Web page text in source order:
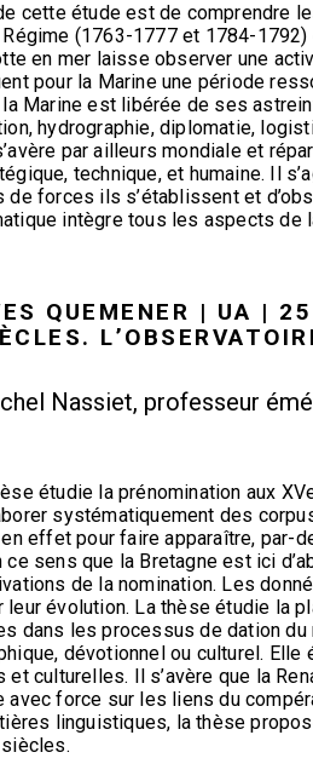
cette étude est de comprendre
Régime (1763-1777 et 1784-
en mer laisse observer une
pour la Marine une période
la Marine est libérée de ses
hydrographie, diplomatie,
par ailleurs mondiale et
technique, et humaine. Il
de forces ils s’établissent et
intègre tous les aspects de
QUEMENER | UA |
Nassiet, professeur
étudie la prénomination aux
systématiquement des
effet pour faire apparaître, par-
ce sens que la Bretagne est ici
de la nomination. Les
leur évolution. La thèse étudie la
dans les processus de dation
dévotionnel ou culturel.
et culturelles. Il s’avère que la
avec force sur les liens du
linguistiques, la thèse